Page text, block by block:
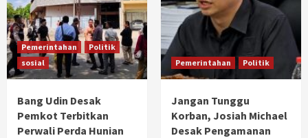
Pemerintahan
Politik
sosial
Bang Udin Desak
Pemkot Terbitkan
Perwali Perda Hunian
Pemerintahan Politik
Jangan Tunggu
Korban, Josiah Michael
Desak Pengamanan